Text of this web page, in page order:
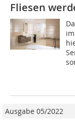
Fliesen
Ausgabe 05/2022